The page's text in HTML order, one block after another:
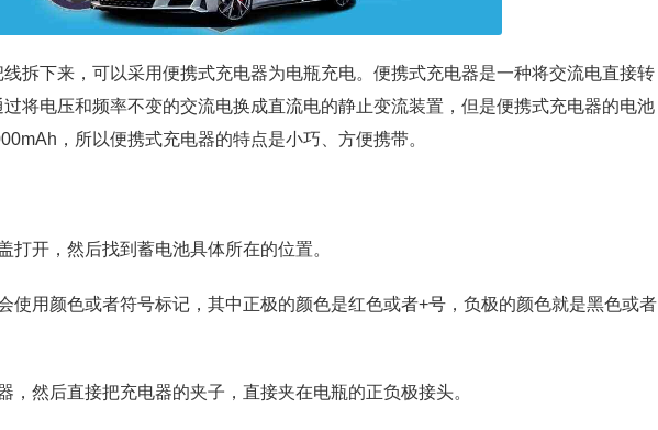
拆下来，可以采用便携式充电器为电瓶充电。便携式充电器是一种将交流电直接转
将电压和频率不变的交流电换成直流电的静止变流装置，但是便携式充电器的电池
，所以便携式充电器的特点是小巧、方便携带。
打开，然后找到蓄电池具体所在的位置。
使用颜色或者符号标记，其中正极的颜色是红色或者+号，负极的颜色就是黑色或者
，然后直接把充电器的夹子，直接夹在电瓶的正负极接头。